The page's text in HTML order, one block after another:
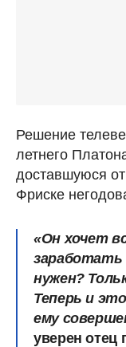
Решение
летнего
доставшуюся
Фриске
«Он хочет
нужен?
Теперь и
ему
уверен отец